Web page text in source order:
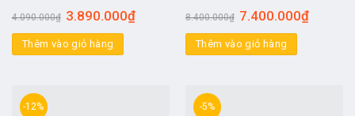
4.090.000₫ 3.890.000₫
Thêm vào giỏ hàng
8.400.000₫ 7.400.000₫
Thêm vào giỏ hàng
-12% -5%